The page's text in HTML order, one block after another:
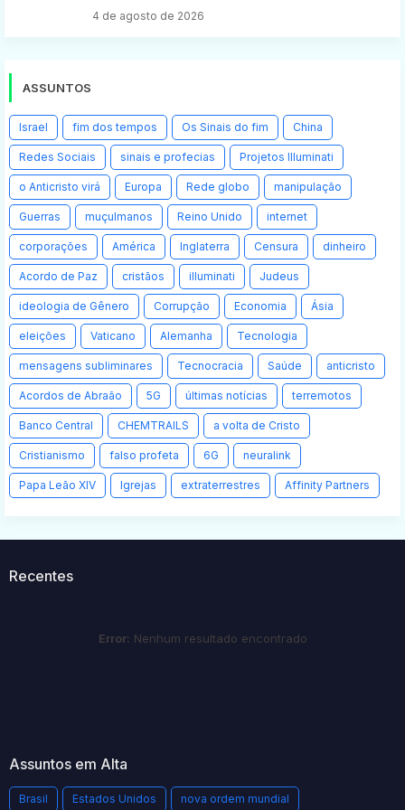
4 de agosto de 2026
ASSUNTOS
Israel fim dos tempos Os Sinais do fim China
Redes Sociais sinais e profecias Projetos Illuminati
o Anticristo virá Europa Rede globo manipulação
Guerras muçulmanos Reino Unido internet
corporações América Inglaterra Censura dinheiro
Acordo de Paz cristãos illuminati Judeus
ideologia de Gênero Corrupção Economia Ásia
eleições Vaticano Alemanha Tecnologia
mensagens subliminares Tecnocracia Saúde anticristo
Acordos de Abraão 5G últimas notícias terremotos
Banco Central CHEMTRAILS a volta de Cristo
Cristianismo falso profeta 6G neuralink
Papa Leão XIV Igrejas extraterrestres Affinity Partners
Recentes
Error: Nenhum resultado encontrado
Assuntos em Alta
Brasil Estados Unidos nova ordem mundial